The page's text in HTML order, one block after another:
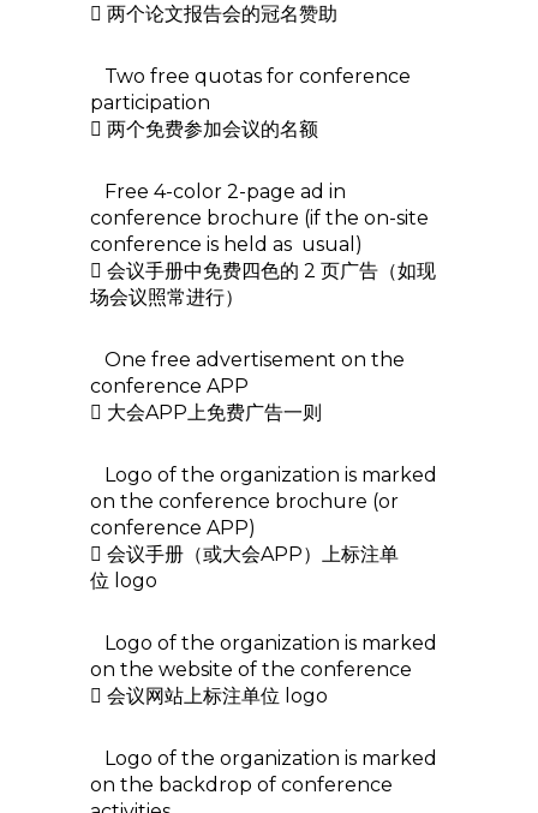
 两个论文报告会的冠名赞助
Two free quotas for conference
participation
 两个免费参加会议的名额
Free 4-color 2-page ad in
conference brochure (if the on-site
conference is held as usual)
 会议手册中免费四色的 2 页广告（如现
场会议照常进行）
One free advertisement on the
conference APP
 大会APP上免费广告一则
Logo of the organization is marked
on the conference brochure (or
conference APP)
 会议手册（或大会APP）上标注单
位 logo
Logo of the organization is marked
on the website of the conference
 会议网站上标注单位 logo
Logo of the organization is marked
on the backdrop of conference